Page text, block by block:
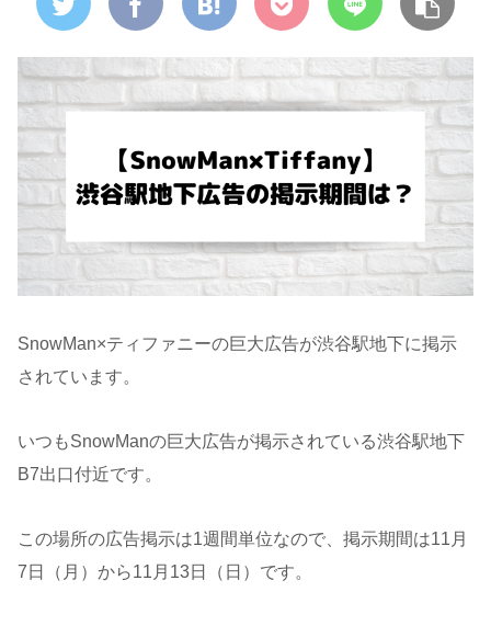
SnowMan×ティファニーの巨大広告が渋谷駅地下に掲示
されています。
いつもSnowManの巨大広告が掲示されている渋谷駅地下
B7出口付近です。
この場所の広告掲示は1週間単位なので、掲示期間は11月
7日（月）から11月13日（日）です。